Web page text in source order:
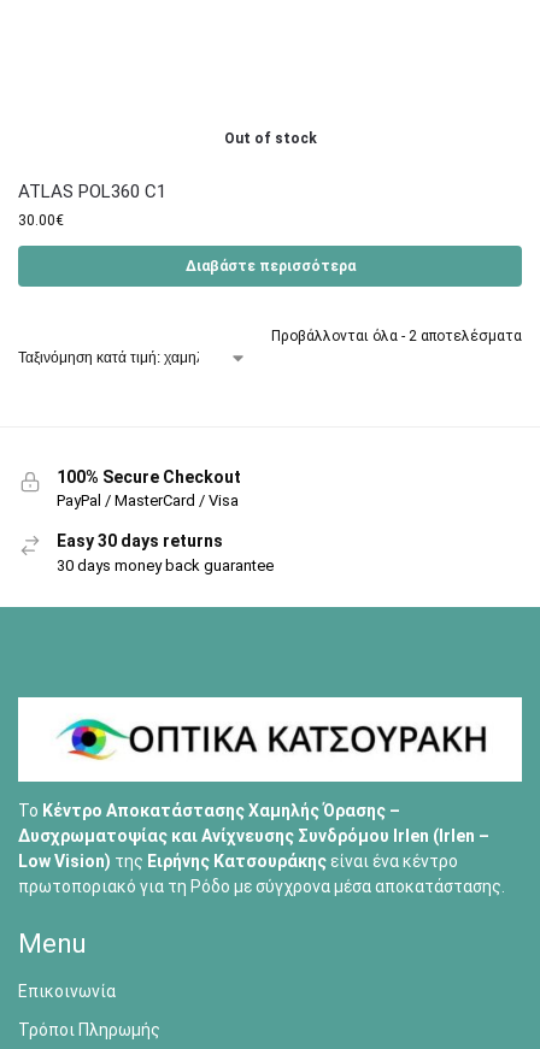
Out of stock
ATLAS POL360 C1
30.00€
Διαβάστε περισσότερα
Προβάλλονται όλα - 2 αποτελέσματα
100% Secure Checkout
PayPal / MasterCard / Visa
Easy 30 days returns
30 days money back guarantee
Το Κέντρο Αποκατάστασης Χαμηλής Όρασης –
Δυσχρωματοψίας και Ανίχνευσης Συνδρόμου Irlen (Irlen –
Low Vision) της Ειρήνης Κατσουράκηςείναι ένα κέντρο
πρωτοποριακό για τη Ρόδο με σύγχρονα μέσα αποκατάστασης.
Menu
Επικοινωνία
Τρόποι Πληρωμής